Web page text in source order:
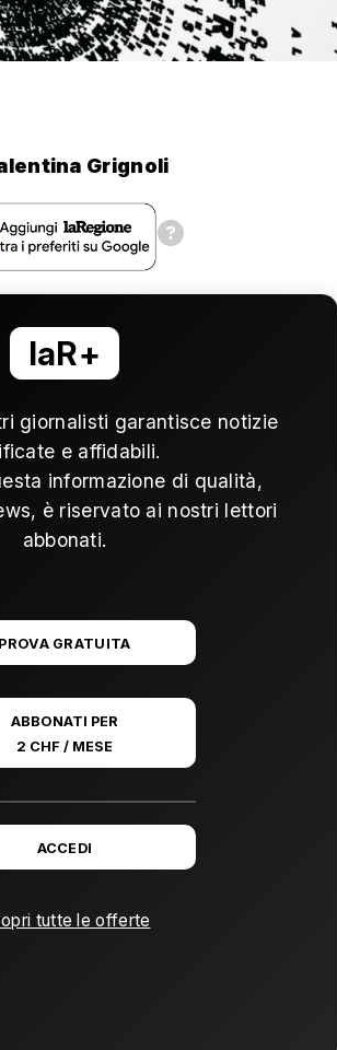
Grignoli
laR+
giornalisti garantisce notizie
e affidabili.
informazione di qualità,
è riservato ai nostri lettori
abbonati.
PROVA GRATUITA
ABBONATI PER
2 CHF / MESE
ACCEDI
tutte le offerte